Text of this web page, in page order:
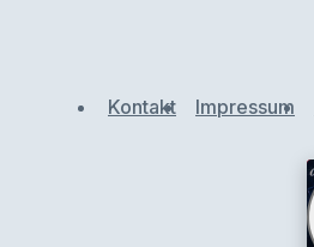
Kontakt Impressum